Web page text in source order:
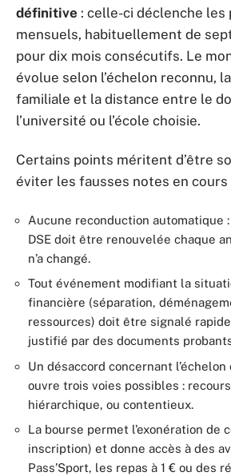
définitive : celle-ci déclenche les
mensuels, habituellement de
pour dix mois consécutifs. Le
évolue selon l’échelon reconnu,
familiale et la distance entre le
l’université ou l’école choisie.
Certains points méritent d’être
éviter les fausses notes en cours
Aucune reconduction automatique
DSE doit être renouvelée chaque
n’a changé.
Tout événement modifiant la
financière (séparation,
ressources) doit être signalé
justifié par des documents
Un désaccord concernant
ouvre trois voies possibles :
hiérarchique, ou contentieux.
La bourse permet l’exonération de
inscription) et donne accès à des
Pass’Sport, les repas à 1 € ou des